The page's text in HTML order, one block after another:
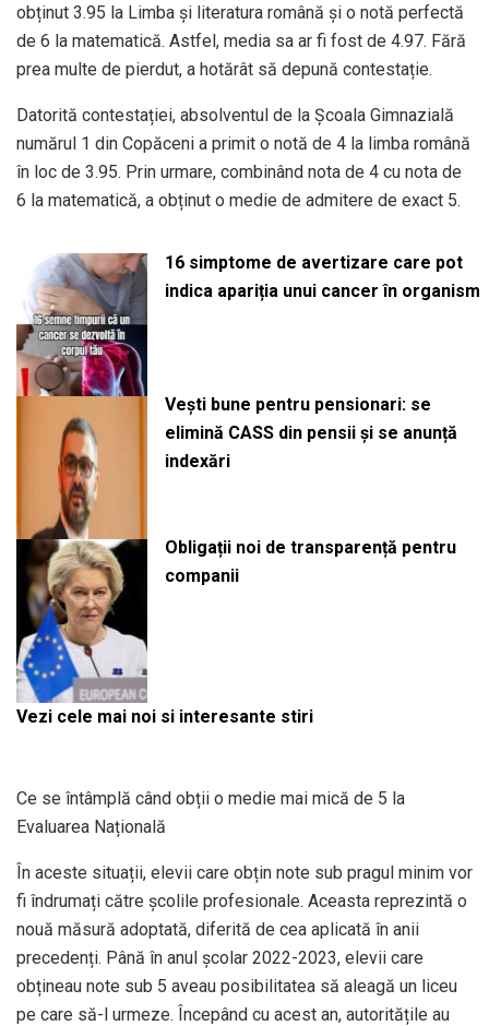
obținut 3.95 la Limba și literatura română și o notă perfectă
de 6 la matematică. Astfel, media sa ar fi fost de 4.97. Fără
prea multe de pierdut, a hotărât să depună contestație.
Datorită contestației, absolventul de la Școala Gimnazială
numărul 1 din Copăceni a primit o notă de 4 la limba română
în loc de 3.95. Prin urmare, combinând nota de 4 cu nota de
6 la matematică, a obținut o medie de admitere de exact 5.
16 simptome de avertizare care pot
indica apariția unui cancer în organism
Vești bune pentru pensionari: se
elimină CASS din pensii și se anunță
indexări
Obligații noi de transparență pentru
companii
Vezi cele mai noi si interesante stiri
Ce se întâmplă când obții o medie mai mică de 5 la
Evaluarea Națională
În aceste situații, elevii care obțin note sub pragul minim vor
fi îndrumați către școlile profesionale. Aceasta reprezintă o
nouă măsură adoptată, diferită de cea aplicată în anii
precedenți. Până în anul școlar 2022-2023, elevii care
obțineau note sub 5 aveau posibilitatea să aleagă un liceu
pe care să-l urmeze. Începând cu acest an, autoritățile au